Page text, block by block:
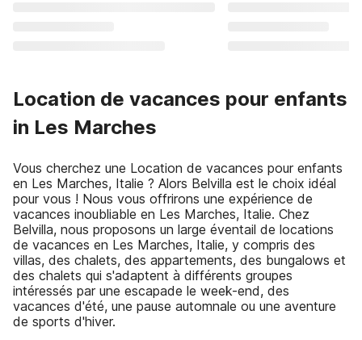
Location de vacances pour enfants
in Les Marches
Vous cherchez une Location de vacances pour enfants
en Les Marches, Italie ? Alors Belvilla est le choix idéal
pour vous ! Nous vous offrirons une expérience de
vacances inoubliable en Les Marches, Italie. Chez
Belvilla, nous proposons un large éventail de locations
de vacances en Les Marches, Italie, y compris des
villas, des chalets, des appartements, des bungalows et
des chalets qui s'adaptent à différents groupes
intéressés par une escapade le week-end, des
vacances d'été, une pause automnale ou une aventure
de sports d'hiver.